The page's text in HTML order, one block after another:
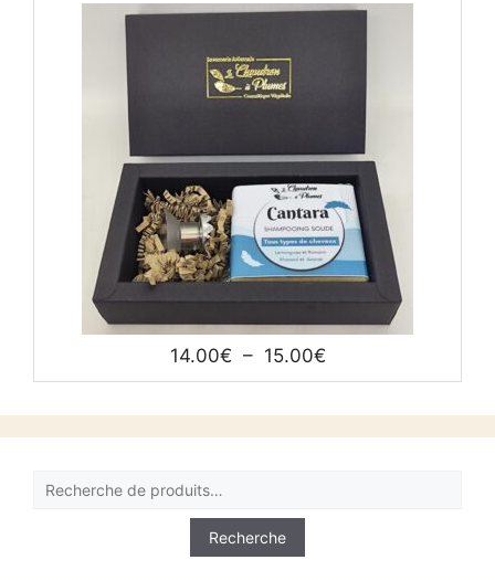
14.00€ – 15.00€Plage
de
prix :
14.00€
Recherche
Recherche